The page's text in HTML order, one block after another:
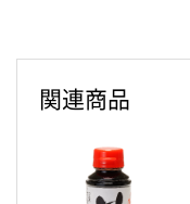
関連商品